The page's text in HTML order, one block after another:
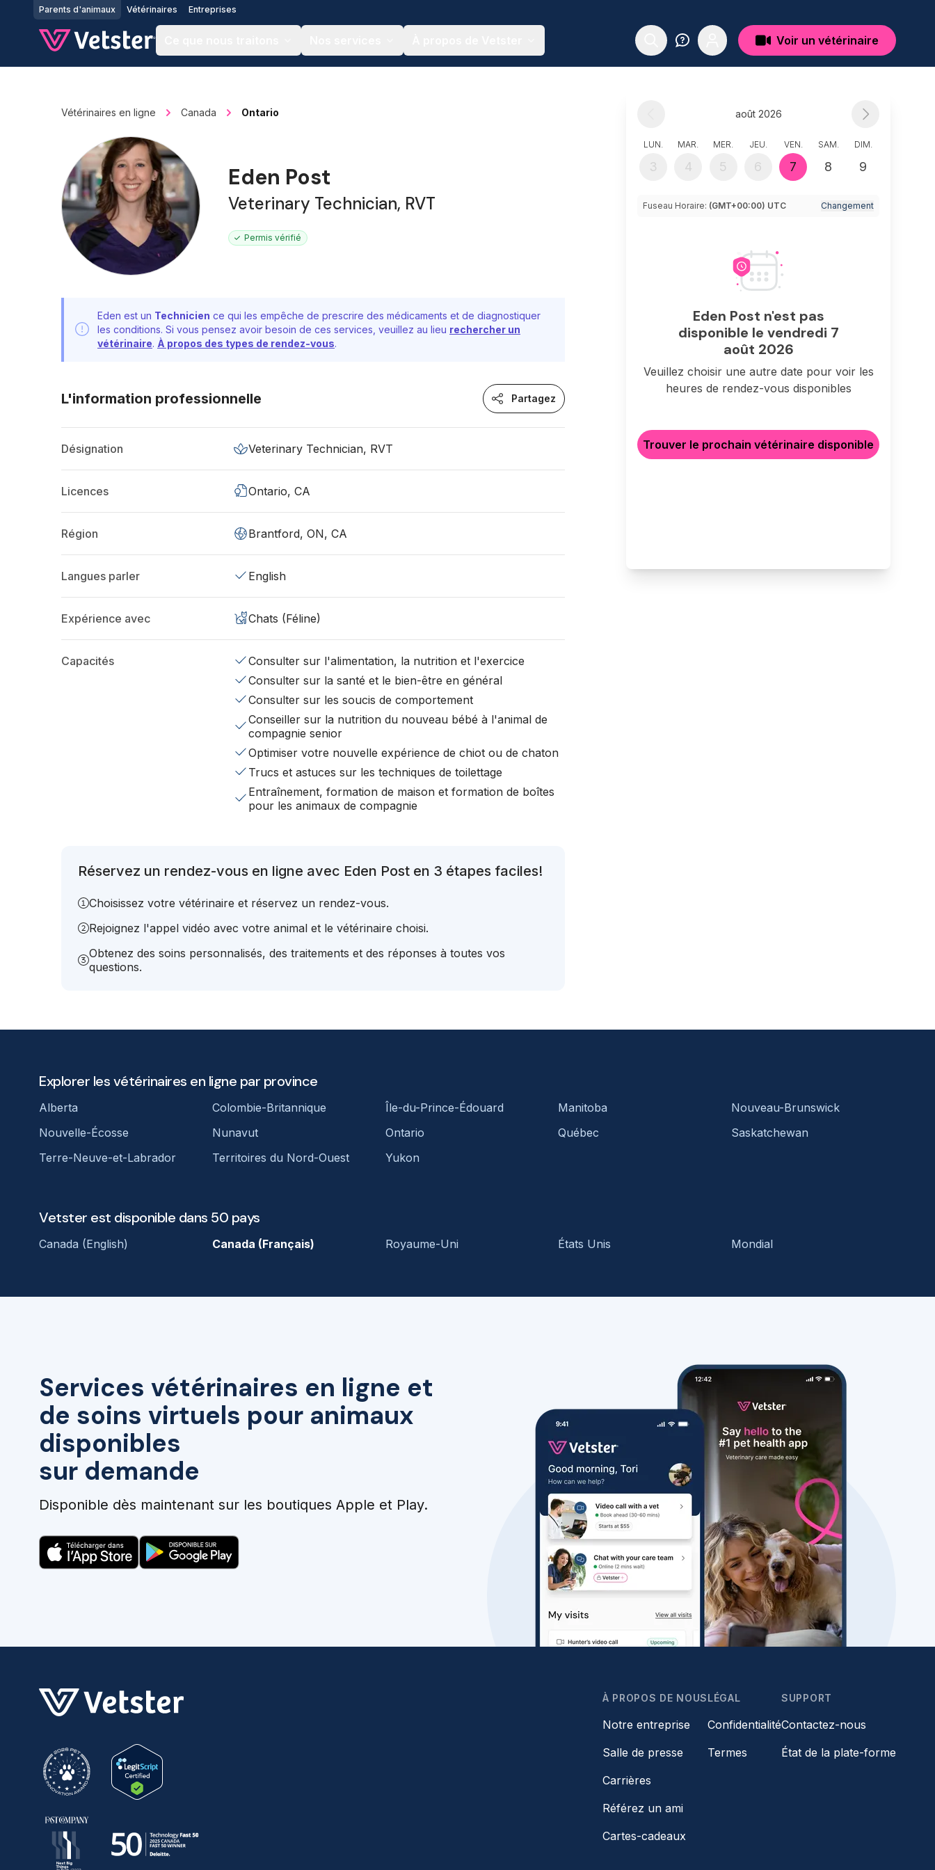
Jump to main content
Parents d'animaux Vétérinaires Entreprises
Voir un vétérinaire
Vétérinaires en ligne Canada Ontario
Eden Post
Veterinary Technician, RVT
Permis vérifié
Eden est un Technicien ce qui les empêche de prescrire des médicaments et de diagnostiquer
les conditions. Si vous pensez avoir besoin de ces services, veuillez au lieu rechercher un
vétérinaire. À propos des types de rendez-vous.
L'information professionnelle Partagez
Désignation Veterinary Technician, RVT
Licences Ontario, CA
Région Brantford, ON, CA
Langues parler English
Expérience avec Chats (Féline)
Capacités
Consulter sur l'alimentation, la nutrition et l'exercice
Consulter sur la santé et le bien-être en général
Consulter sur les soucis de comportement
Conseiller sur la nutrition du nouveau bébé à l'animal de
compagnie senior
Optimiser votre nouvelle expérience de chiot ou de chaton
Trucs et astuces sur les techniques de toilettage
Entraînement, formation de maison et formation de boîtes
pour les animaux de compagnie
Réservez un rendez-vous en ligne avec Eden Post en 3 étapes faciles!
Choisissez votre vétérinaire et réservez un rendez-vous.
Rejoignez l'appel vidéo avec votre animal et le vétérinaire choisi.
Obtenez des soins personnalisés, des traitements et des réponses à toutes vos
questions.
août 2026
LUN.
3
MAR.
4
MER.
5
JEU.
6
VEN.
7
SAM.
8
DIM.
9
Fuseau Horaire: (GMT+00:00) UTC Changement
Eden Post n'est pas
disponible le vendredi 7
août 2026
Veuillez choisir une autre date pour voir les
heures de rendez-vous disponibles
Trouver le prochain vétérinaire disponible
Services vétérinaires en ligne et
de soins virtuels pour animaux
disponibles
sur demande
Disponible dès maintenant sur les boutiques Apple et Play.
Explorer les vétérinaires en ligne par province
Alberta Colombie-Britannique Île-du-Prince-Édouard Manitoba
Nouveau-Brunswick
Nouvelle-Écosse
Nunavut Ontario Québec
Saskatchewan
Terre-Neuve-et-Labrador
Territoires du Nord-Ouest Yukon
Vetster est disponible dans 50 pays
Canada (English) Canada (Français) Royaume-Uni États Unis Mondial
À PROPOS DE NOUS
Notre entreprise
Salle de presse
Carrières
Référez un ami
Cartes-cadeaux
LÉGAL
Confidentialité
Termes
SUPPORT
Contactez-nous
État de la plate-forme